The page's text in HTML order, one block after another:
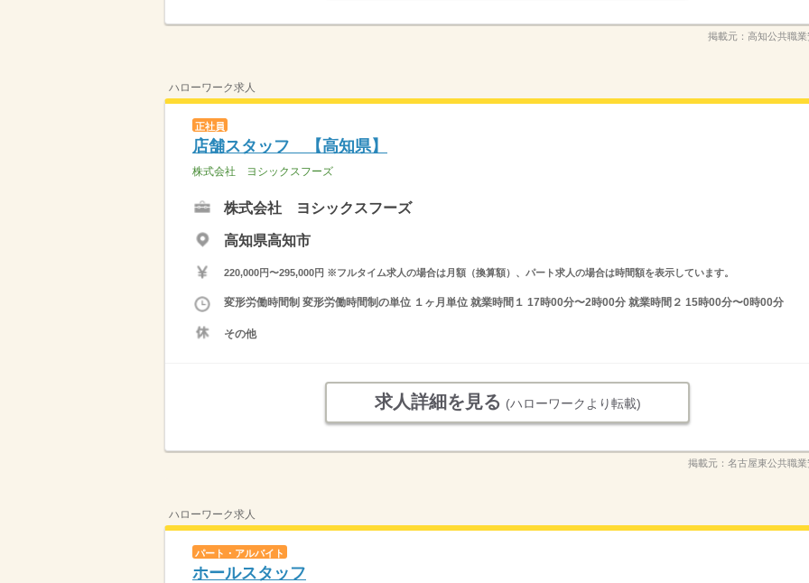
掲載元： 高知公共職
ハローワーク求人
正社員
店舗スタッフ 【高知県】
株式会社 ヨシックスフーズ
株式会社 ヨシックスフーズ
高知県高知市
220,000円〜295,000円 ※フルタイム求人の場合は月額（換算額）、パート求人の場合は時間額を表示しています。
変形労働時間制 変形労働時間制の単位 １ヶ月単位 就業時間１ 17時00分〜2時00分 就業時間２ 15時00分〜0時00分
その他
求人詳細を見る (ハローワークより転載)
掲載元： 名古屋東公共職
ハローワーク求人
パート・アルバイト
ホールスタッフ